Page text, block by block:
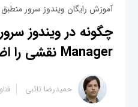
آموزش رایگان ویندوز سرور منطبق
Manager نقشی را اضافه کنیم؟
حمیدرضا تائبی